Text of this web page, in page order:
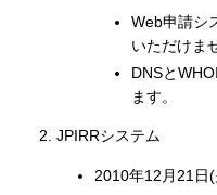
Web申請シ
いただけま
DNSと
ます。
JPIRRシステム
2010年12月21日